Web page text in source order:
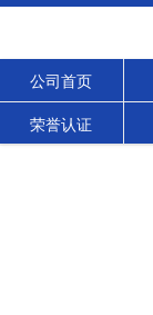
公司首页
荣誉认证